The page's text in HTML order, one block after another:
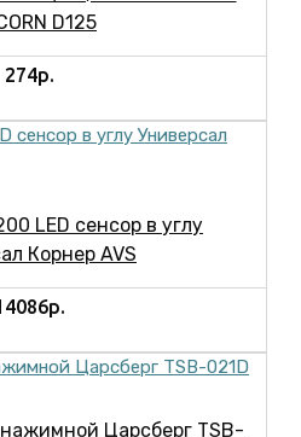
D125
274р.
LED сенсор в углу
Корнер AVS
Царсберг TSB-